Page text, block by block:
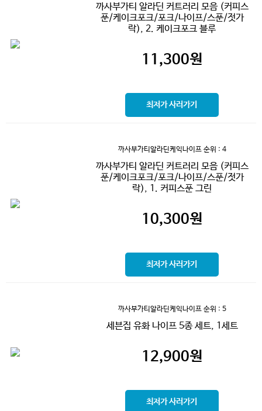
까사부가티 알라딘 커트러리 모음 (커피스
푼/케이크포크/포크/나이프/스푼/젓가
락), 2. 케이크포크 블루
11,300원
최저가 사러가기
까사부가티알라딘케익나이프순위 : 4
까사부가티 알라딘 커트러리 모음 (커피스
푼/케이크포크/포크/나이프/스푼/젓가
락), 1. 커피스푼 그린
10,300원
최저가 사러가기
까사부가티알라딘케익나이프순위 : 5
세븐집 유화 나이프 5종 세트, 1세트
12,900원
최저가 사러가기